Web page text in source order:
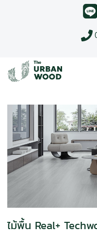
ไม้พื้น Real+